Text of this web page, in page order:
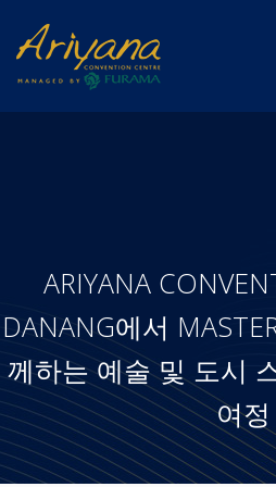
ARIYANA
DANANG에서
께하는 예술 및 도시
여정